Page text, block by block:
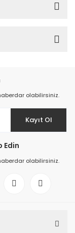
olabilirsiniz.
Kayıt Ol
Edin
olabilirsiniz.